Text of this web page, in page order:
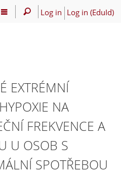
Log in Log in (EduId)
EXTRÉMNÍ
NA
FREKVENCE A
U OSOB S
SPOTŘEBOU